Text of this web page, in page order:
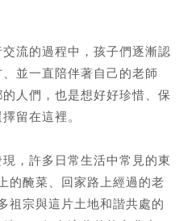
流的過程中，孩子們逐漸認
並一直陪伴著自己的老師
人們，也是想好好珍惜、保
留在這裡。
，許多日常生活中常見的東
的醃菜、回家路上經過的老
祖宗與這片土地和諧共處的